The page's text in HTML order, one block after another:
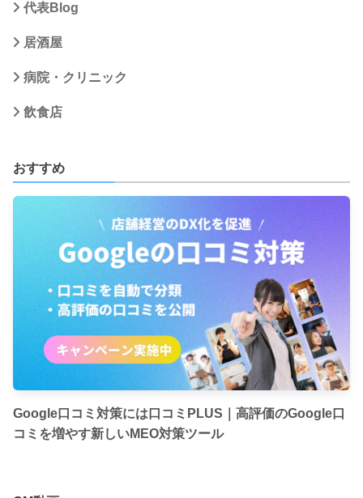
代表Blog
居酒屋
病院・クリニック
飲食店
おすすめ
Google口コミ対策には口コミPLUS｜高評価のGoogle口
コミを増やす新しいMEO対策ツール